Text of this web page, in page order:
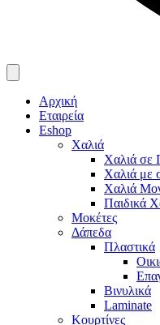
Αρχική
Εταιρεία
Eshop
Χαλιά
Χαλιά σε
Χαλιά με
Χαλιά
Παιδικά
Μοκέτες
Δάπεδα
Πλαστικά
Βινυλικά
Laminate
Κουρτίνες